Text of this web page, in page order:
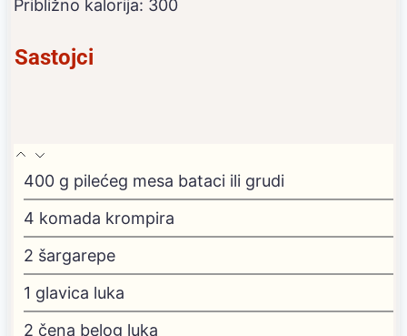
Približno kalorija: 300
Sastojci
400 g pilećeg mesa bataci ili grudi
4 komada krompira
2 šargarepe
1 glavica luka
2 čena belog luka